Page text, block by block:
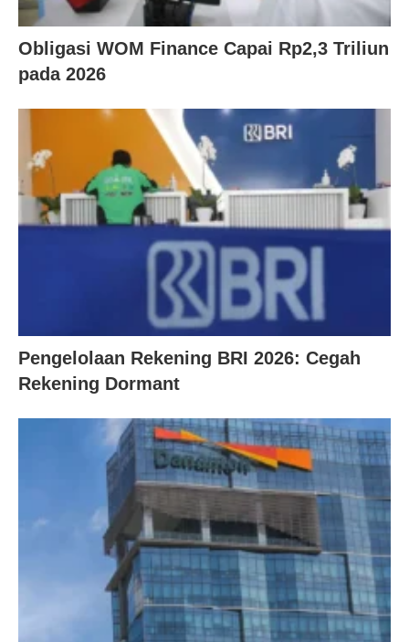
Obligasi WOM Finance Capai Rp2,3 Triliun
pada 2026
Pengelolaan Rekening BRI 2026: Cegah
Rekening Dormant